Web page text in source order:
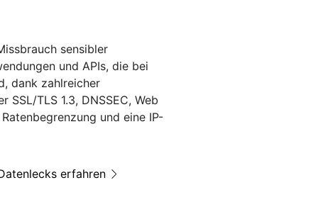
sensibler
und APIs, die bei
dank zahlreicher
SSL/TLS 1.3, DNSSEC, Web
und eine IP-
erfahren